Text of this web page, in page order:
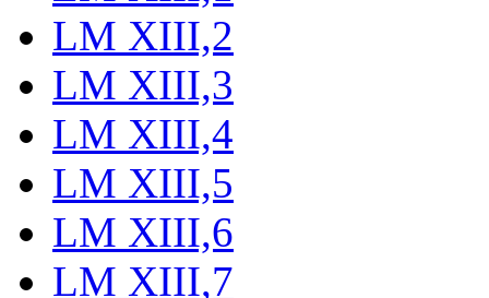
LM XIII,2
LM XIII,3
LM XIII,4
LM XIII,5
LM XIII,6
LM XIII,7